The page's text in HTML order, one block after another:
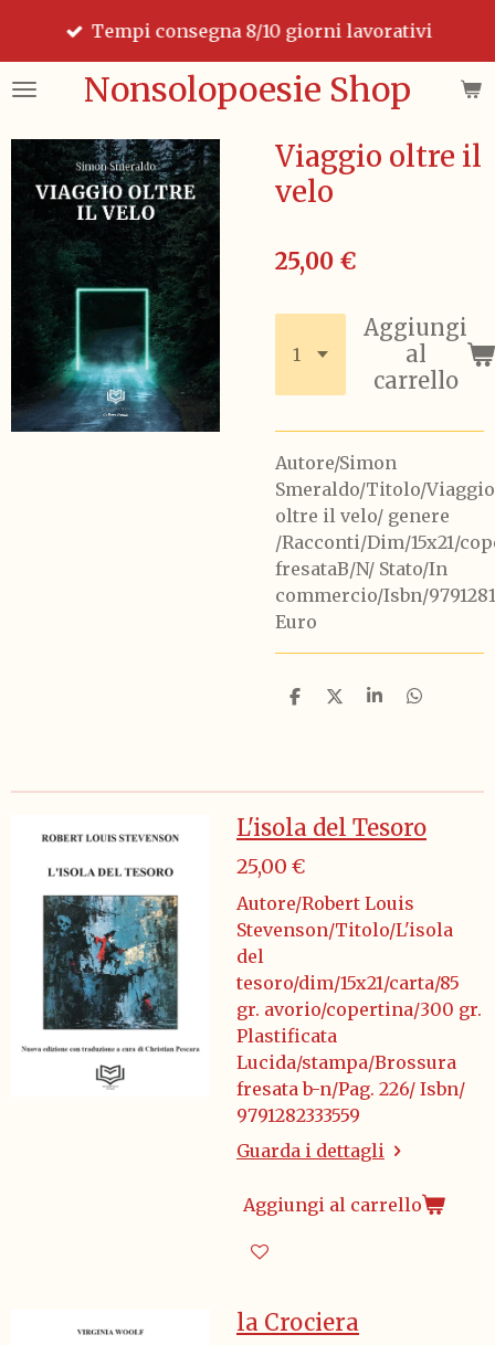
contenuto
principaleNonsolopoesie Shop
Tempi consegna 8/10 giorni lavorativi
Viaggio oltre il
velo
25,00 €
Aggiungi
al
carrello
Autore/Simon
Smeraldo/Titolo/Viaggio
oltre il velo/ genere
/Racconti/Dim/15x21/
fresataB/N/ Stato/In
commercio/Isbn/
Euro
C
v
d
i
C
v
d
i
C
v
d
i
C
v
d
i
L'isola del Tesoro
25,00 €
Autore/Robert Louis
Stevenson/Titolo/L'isola
del
tesoro/dim/15x21/carta/85
gr. avorio/copertina/300 gr.
Plastificata
Lucida/stampa/Brossura
fresata b-n/Pag. 226/ Isbn/
9791282333559
Guarda i dettagli
Aggiungi al carrello
la Crociera